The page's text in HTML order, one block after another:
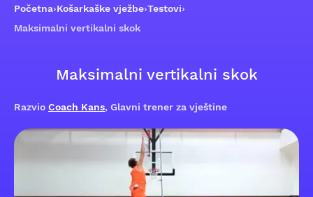
Početna›Košarkaške vježbe›Testovi›
Maksimalni vertikalni skok
Maksimalni vertikalni skok
Razvio Coach Kans, Glavni trener za vještine